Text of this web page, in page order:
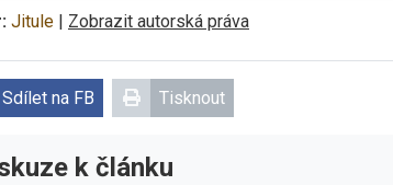
Jitule | Zobrazit autorská práva
Sdílet na FB Tisknout
k článku